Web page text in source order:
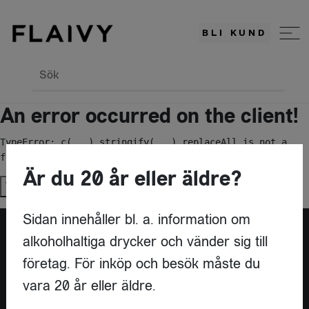
BLI KUND
Sök
An error occurred on the client!
TypeError: c(...).stringify(...).replaceAll is not a
function
Try again
Är du leverantör?
Är du 20 år eller äldre?
Sidan innehåller bl. a. information om
alkoholhaltiga drycker och vänder sig till
företag. För inköp och besök måste du
vara 20 år eller äldre.